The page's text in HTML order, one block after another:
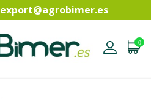
export@agrobimer.es
0